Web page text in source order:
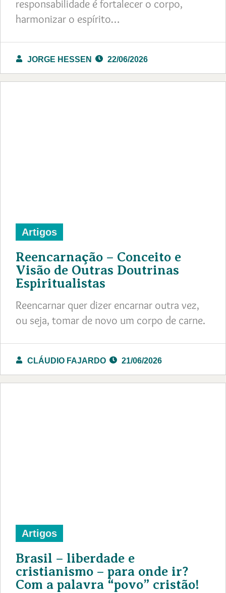
responsabilidade é fortalecer o corpo,
harmonizar o espírito…
JORGE HESSEN 22/06/2026
Artigos
Reencarnação – Conceito e
Visão de Outras Doutrinas
Espiritualistas
Reencarnar quer dizer encarnar outra vez,
ou seja, tomar de novo um corpo de carne.
CLÁUDIO FAJARDO 21/06/2026
Artigos
Brasil – liberdade e
cristianismo – para onde ir?
Com a palavra “povo” cristão!